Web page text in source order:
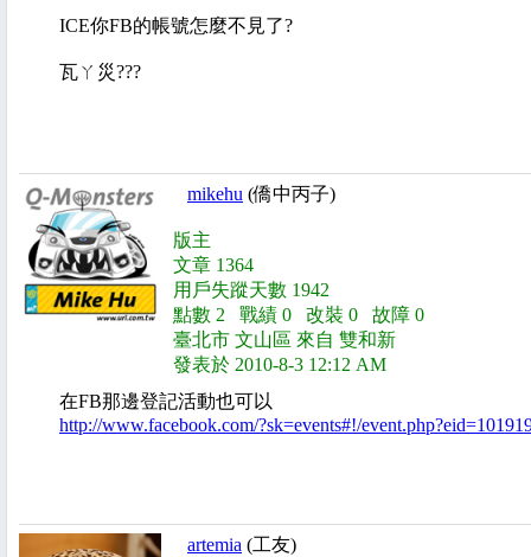
ICE你FB的帳號怎麼不見了?
瓦ㄚ災???
mikehu (僑中丙子)
版主
文章 1364
用戶失蹤天數 1942
點數 2 戰績 0 改裝 0 故障 0
臺北市 文山區 來自 雙和新
發表於 2010-8-3 12:12 AM
在FB那邊登記活動也可以
http://www.facebook.com/?sk=events#!/
artemia (工友)